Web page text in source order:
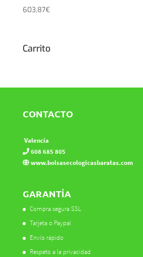
603,87€
Carrito
CONTACTO
Valencia
608 685 805
www.bolsasecologicasbaratas.com
GARANTÍA
Compra segura SSL
Tarjeta o Paypal
Envío rápido
Respeto a la privacidad